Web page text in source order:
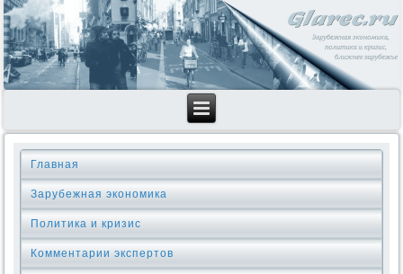
Главная
Зарубежная экономика
Политика и кризис
Комментарии экспертов